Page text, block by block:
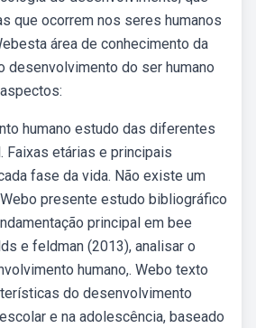
que ocorrem nos seres humanos
área de conhecimento da
desenvolvimento do ser humano
humano estudo das diferentes
etárias e principais
fase da vida. Não existe um
presente estudo bibliográfico
principal em bee
e feldman (2013), analisar o
humano,. Webo texto
do desenvolvimento
e na adolescência, baseado